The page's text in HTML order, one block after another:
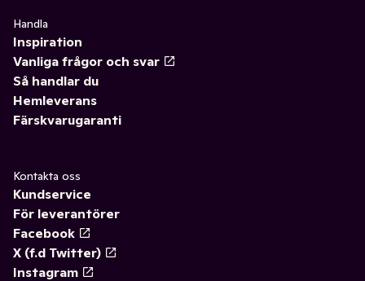
Handla
Inspiration
Vanliga frågor och svar
Så handlar du
Hemleverans
Färskvarugaranti
Kontakta oss
Kundservice
För leverantörer
Facebook
X (f.d Twitter)
Instagram